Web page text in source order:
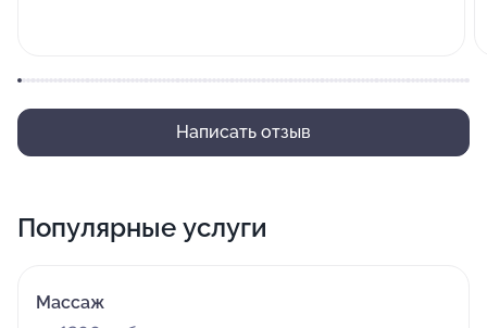
Написать отзыв
Популярные услуги
Массаж